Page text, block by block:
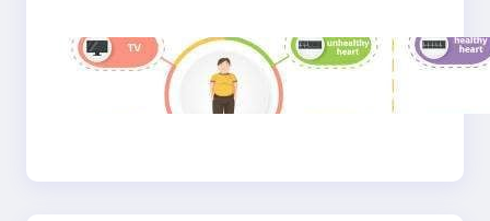
Gaya Hidup Sehat
2025: Antara Tren,
Teknologi, dan